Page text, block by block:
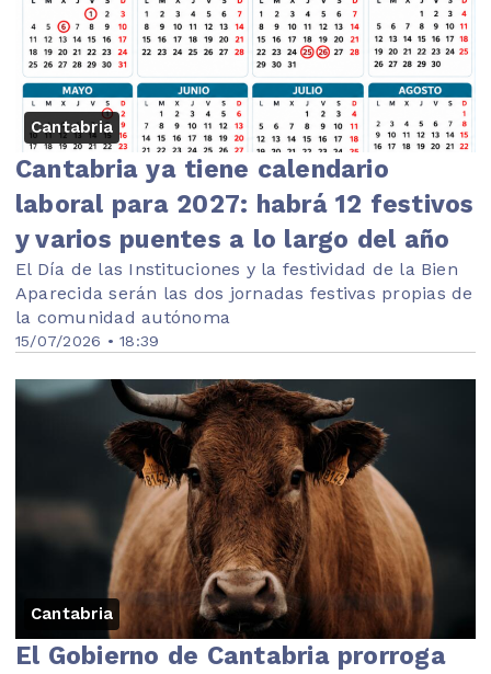
Cantabria
15/07/2026 • 18:39
Cantabria ya tiene calendario
laboral para 2027: habrá 12 festivos
y varios puentes a lo largo del año
El Día de las Instituciones y la festividad de la Bien
Aparecida serán las dos jornadas festivas propias de
la comunidad autónoma
Cantabria
El Gobierno de Cantabria prorroga